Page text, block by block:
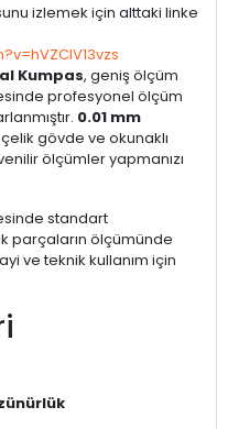
izlemek için alttaki linke
Kumpas, geniş ölçüm
profesyonel ölçüm
0.01 mm
gövde ve okunaklı
ölçümler yapmanızı
standart
parçaların ölçümünde
ve teknik kullanım için